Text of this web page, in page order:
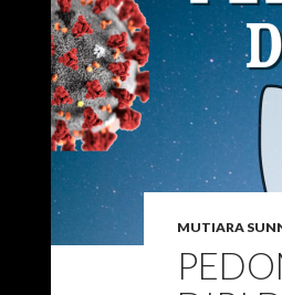
MUTIARA